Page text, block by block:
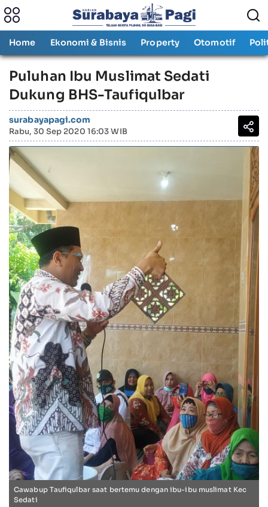
Home Ekonomi & Bisnis Property Otomotif
Puluhan Ibu Muslimat Sedati
Dukung BHS-Taufiqulbar
surabayapagi.com
Rabu, 30 Sep 2020 16:03 WIB
Cawabup Taufiqulbar saat bertemu dengan ibu-ibu muslimat Kec
Sedati